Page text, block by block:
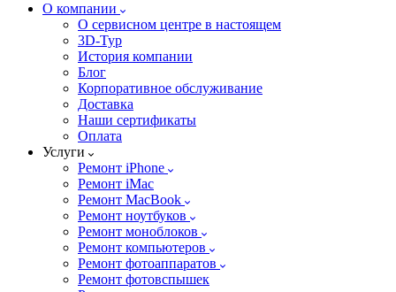
О компании
О сервисном центре в настоящем
3D-Тур
История компании
Блог
Корпоративное обслуживание
Доставка
Наши сертификаты
Оплата
Услуги
Ремонт iPhone
Ремонт iMac
Ремонт MacBook
Ремонт ноутбуков
Ремонт моноблоков
Ремонт компьютеров
Ремонт фотоаппаратов
Ремонт фотовспышек